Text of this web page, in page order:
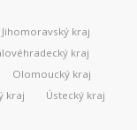
Jihomoravský kraj
kraj
Olomoucký kraj
kraj
Ústecký kraj